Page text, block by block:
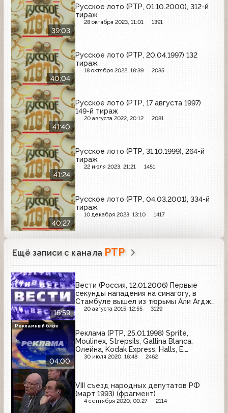
39:03
Русское лото (РТР, 01.10.2000), 312-й
тираж
28 октября 2023, 11:01 1391
40:04
Русское лото (РТР, 20.04.1997) 132
тираж
18 октября 2022, 18:39 2035
41:40
Русское лото (РТР, 17 августа 1997)
149-й тираж
20 августа 2022, 20:12 2081
41:24
Русское лото (РТР, 31.10.1999), 264-й
тираж
22 июля 2023, 21:21 1451
40:27
Русское лото (РТР, 04.03.2001), 334-й
тираж
10 декабря 2023, 13:10 1417
Ещё записи с канала РТР
16:59
Вести (Россия, 12.01.2006) Первые
секунды нападения на синагогу, в
Стамбуле вышел из тюрьмы Али Агджа,
визит Владимира Путина в Казахстан
20 августа 2015, 12:55 3129
04:00
Реклама (РТР, 25.01.1998) Sprite,
Moulinex, Strepsils, Gallina Blanca,
Олейна, Kodak Express, Halls, E,
Johnson's baby
30 июля 2020, 16:48 2462
Рекламный блок
VIII съезд народных депутатов РФ
(март 1993) (фрагмент)
4 сентября 2020, 00:27 2114